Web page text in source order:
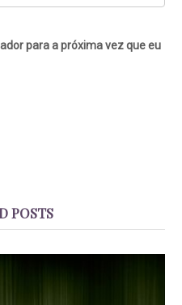
para a próxima vez que eu
POSTS